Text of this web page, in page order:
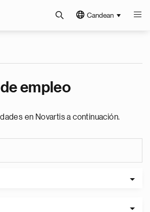
Candean
empleo
en Novartis a continuación.